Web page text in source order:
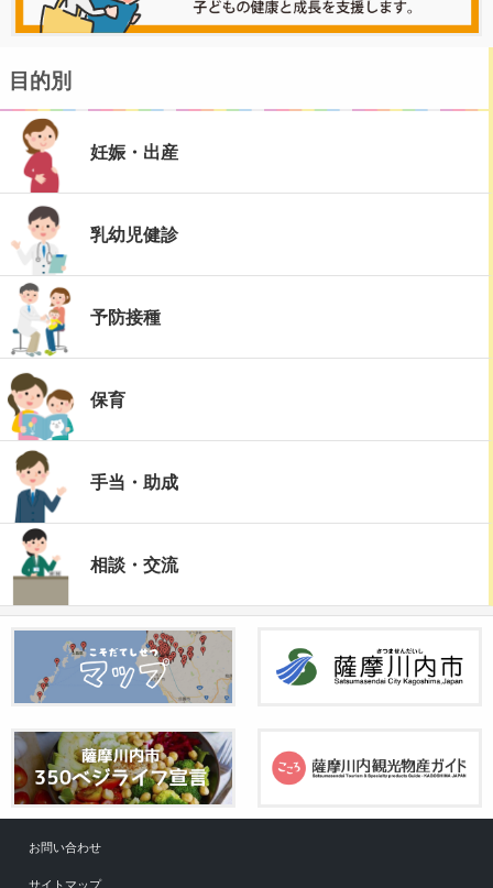
目的別
妊娠・出産
乳幼児健診
予防接種
保育
手当・助成
相談・交流
お問い合わせ
サイトマップ